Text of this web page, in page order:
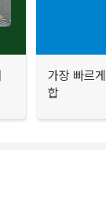
가장 빠르
합